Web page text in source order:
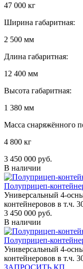
47 000 кг
Ширина габаритная:
2 500 мм
Длина габаритная:
12 400 мм
Высота габаритная:
1 380 мм
Масса снаряжённого
4 800 кг
3 450 000 руб.
В наличии
Полуприцеп-
Универсальный 4-
контейнеровов в т.ч.
3 450 000 руб.
В наличии
Полуприцеп-
Универсальный 4-
контейнеровов в т.ч.
ЗАПРОСИТЬ КП